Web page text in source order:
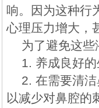
响。因为这种行
心理压力增大，
为了避免这
1. 养成良好的
2. 在需要清
以减少对鼻腔的